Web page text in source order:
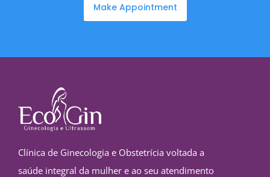
Make Appointment
Clínica de Ginecologia e Obstetrícia voltada a
saúde integral da mulher e ao seu atendimento